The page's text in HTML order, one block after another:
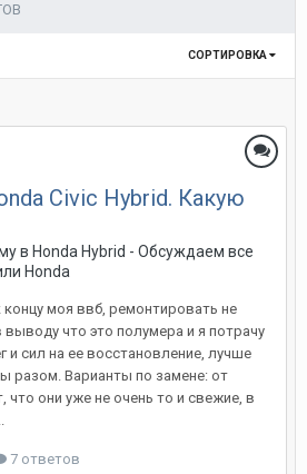
СОРТИРОВКА
Civic Hybrid. Какую
в Honda Hybrid - Обсуждаем все
Honda
моя ввб, ремонтировать не
выводу что это полумера и я потрачу
и сил на ее восстановление, лучше
разом. Варианты по замене: от
что они уже не очень то и свежие, в
7 ответов